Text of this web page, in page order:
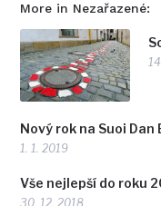
More in Nezařazené:
Nový rok na Suoi Dan
1. 1. 2019
Vše nejlepší do roku
30. 12. 2018